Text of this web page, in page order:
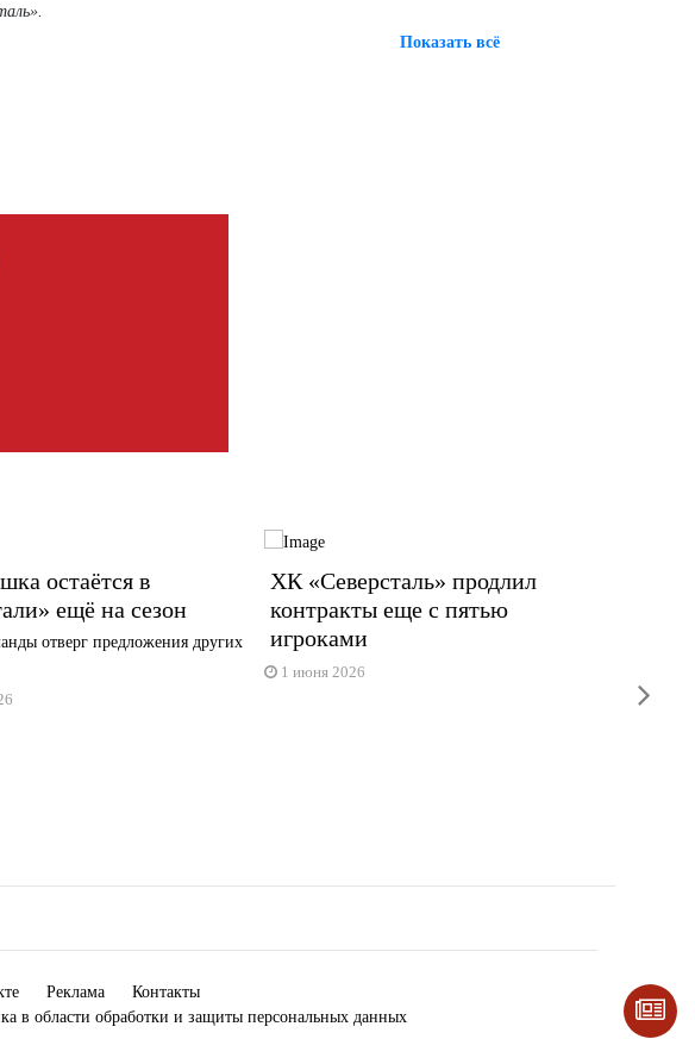
Показать всё
остаётся в
ещё на сезон
отверг предложения других
ХК «Северсталь» продлил
контракты еще с пятью
игроками
1 июня 2026
Реклама
Контакты
в области обработки и защиты персональных данных